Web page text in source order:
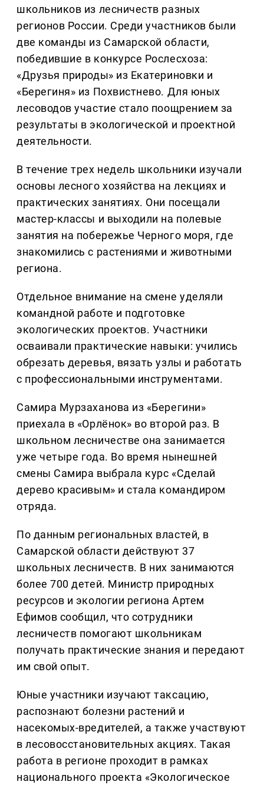
школьников из лесничеств разных
регионов России. Среди участников были
две команды из Самарской области,
победившие в конкурсе Рослесхоза:
«Друзья природы» из Екатериновки и
«Берегиня» из Похвистнево. Для юных
лесоводов участие стало поощрением за
результаты в экологической и проектной
деятельности.
В течение трех недель школьники изучали
основы лесного хозяйства на лекциях и
практических занятиях. Они посещали
мастер-классы и выходили на полевые
занятия на побережье Черного моря, где
знакомились с растениями и животными
региона.
Отдельное внимание на смене уделяли
командной работе и подготовке
экологических проектов. Участники
осваивали практические навыки: учились
обрезать деревья, вязать узлы и работать
с профессиональными инструментами.
Самира Мурзаханова из «Берегини»
приехала в «Орлёнок» во второй раз. В
школьном лесничестве она занимается
уже четыре года. Во время нынешней
смены Самира выбрала курс «Сделай
дерево красивым» и стала командиром
отряда.
По данным региональных властей, в
Самарской области действуют 37
школьных лесничеств. В них занимаются
более 700 детей. Министр природных
ресурсов и экологии региона Артем
Ефимов сообщил, что сотрудники
лесничеств помогают школьникам
получать практические знания и передают
им свой опыт.
Юные участники изучают таксацию,
распознают болезни растений и
насекомых-вредителей, а также участвуют
в лесовосстановительных акциях. Такая
работа в регионе проходит в рамках
национального проекта «Экологическое